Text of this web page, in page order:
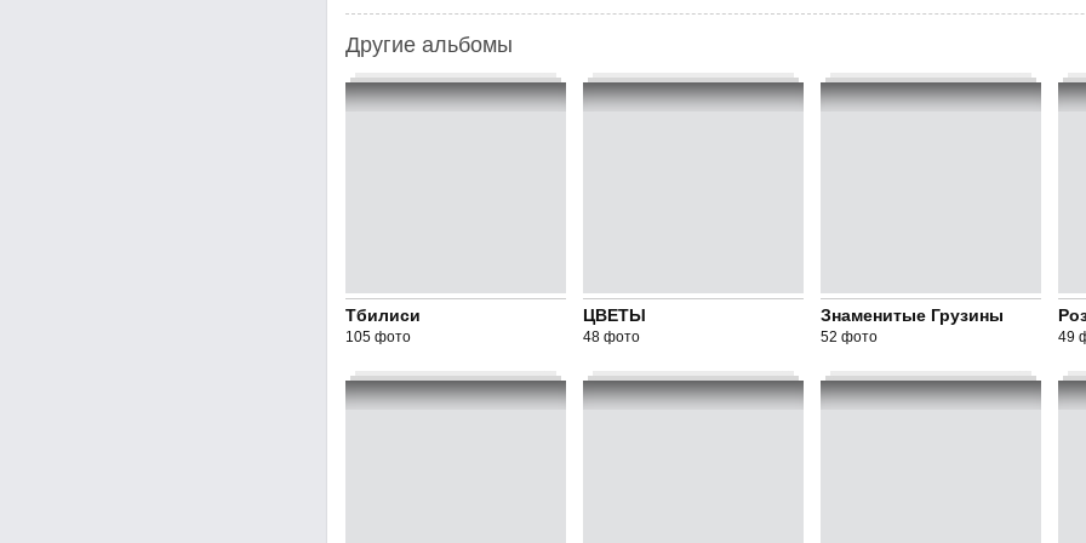
Другие альбомы
Тбилиси
105 фото
ЦВЕТЫ
48 фото
Знаменитые Грузины
52 фото 49